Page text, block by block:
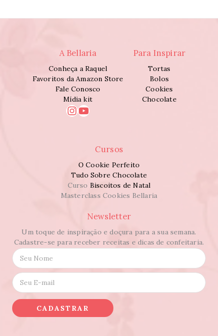
A Bellaria
Conheça a Raquel
Favoritos da Amazon Store
Fale Conosco
Mídia kit
Instagram
Youtube
Para Inspirar
Tortas
Bolos
Cookies
Chocolate
Cursos
O Cookie Perfeito
Tudo Sobre Chocolate
Curso Biscoitos de Natal
Masterclass Cookies Bellaria
Newsletter
Um toque de inspiração e doçura para a sua semana.
Cadastre-se para receber receitas e dicas de confeitaria.
N
o
m
e
*
E
-
m
a
i
CADASTRAR